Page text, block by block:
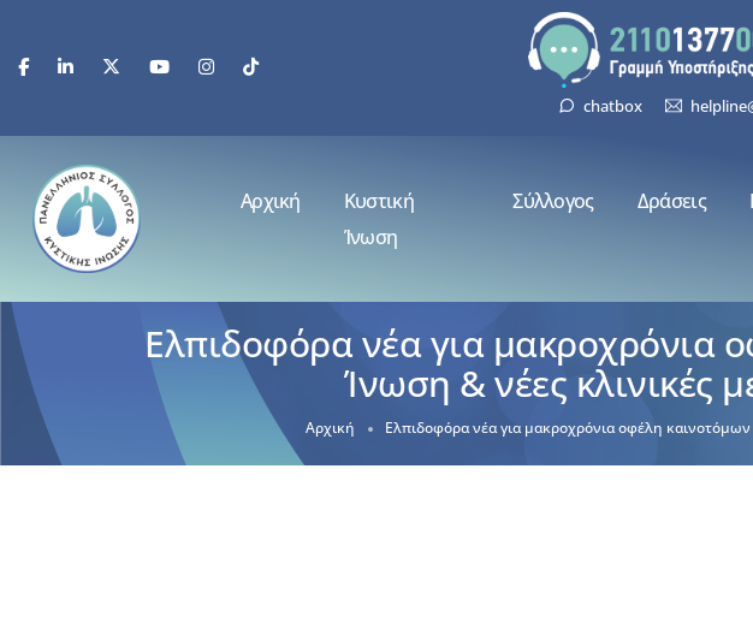
chatbox
Αρχική
Κυστική
Ίνωση
Σύλλογος Δράσεις
Ελπιδοφόρα νέα για μακροχρόνια
Ίνωση & νέες κλινικές
Αρχική Ελπιδοφόρα νέα για μακροχρόνια οφέλη καινοτόμων